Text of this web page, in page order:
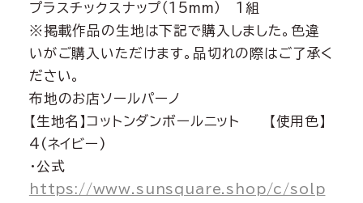
プラスチックスナップ（15mm） 1組
※掲載作品の生地は下記で購入しました。色違
いがご購入いただけます。品切れの際はご了承く
ださい。
布地のお店ソールパーノ
【生地名】コットンダンボールニット 【使用色】
4(ネイビー)
・公式
https://www.sunsquare.shop/c/solp